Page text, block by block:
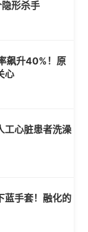
形杀手
飙升40%！原
心
工心脏患者洗澡
蓝手套！融化的